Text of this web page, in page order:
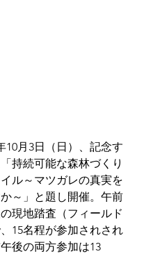
10月3日（日）、記念す
持続可能な森林づくり
ル～マツガレの真実を
～」と題し開催。午前
現地踏査（フィールド
15名程が参加されされ
後の両方参加は13